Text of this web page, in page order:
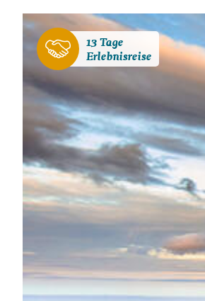
13 Tage
Erlebnisreise